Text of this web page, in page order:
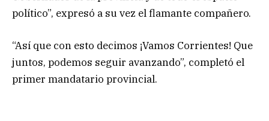
político”, expresó a su vez el flamante compañero.
“Así que con esto decimos ¡Vamos Corrientes! Que
juntos, podemos seguir avanzando”, completó el
primer mandatario provincial.